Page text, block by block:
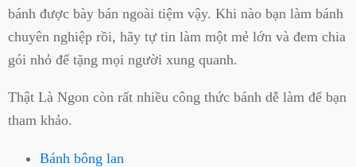
bánh được bày bán ngoài tiệm vậy. Khi nào bạn làm bánh
chuyên nghiệp rồi, hãy tự tin làm một mẻ lớn và đem chia
gói nhỏ để tặng mọi người xung quanh.
Thật Là Ngon còn rất nhiều công thức bánh dễ làm để bạn
tham khảo.
Bánh bông lan